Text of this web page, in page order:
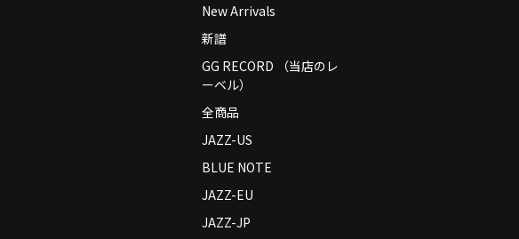
New Arrivals
新譜
GG RECORD （当店のレ
ーベル）
全商品
JAZZ-US
BLUE NOTE
JAZZ-EU
JAZZ-JP